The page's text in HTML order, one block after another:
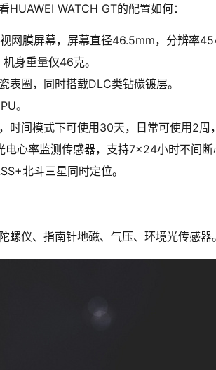
HUAWEI WATCH GT的配置如何：
网膜屏幕，屏幕直径46.5mm，分辨率
身重量仅46克。
表圈，同时搭载DLC类钻碳镀层。
。
时间模式下可使用30天，日常可使用2周
电心率监测传感器，支持7×24小时不间断
北斗三星同时定位。
螺仪、指南针地磁、气压、环境光传感器。